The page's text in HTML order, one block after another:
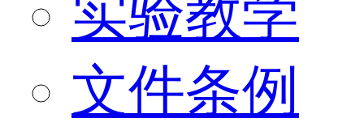
实验教学
文件条例